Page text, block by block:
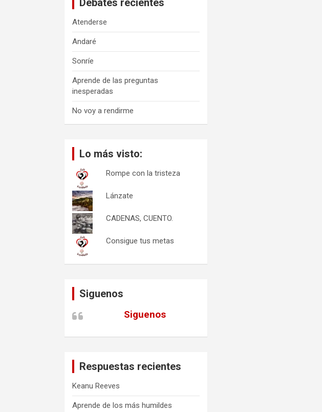
Atenderse
Andaré
Sonríe
Aprende de las preguntas
inesperadas
No voy a rendirme
Lo más visto:
Rompe con la tristeza
Lánzate
CADENAS, CUENTO.
Consigue tus metas
Siguenos
Siguenos
Respuestas recientes
Keanu Reeves
Aprende de los más humildes